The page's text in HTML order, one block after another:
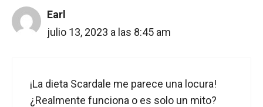
Earl
julio 13, 2023 a las 8:45 am
¡La dieta Scardale me parece una locura!
¿Realmente funciona o es solo un mito?